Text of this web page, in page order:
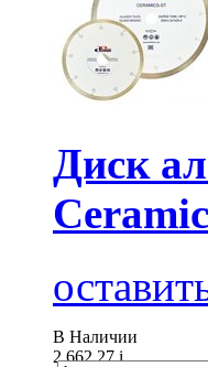
Диск
В Наличии
2 662.27i